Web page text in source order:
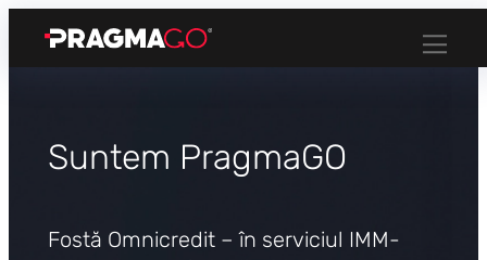
Suntem PragmaGO
Fostă Omnicredit – în serviciul IMM-